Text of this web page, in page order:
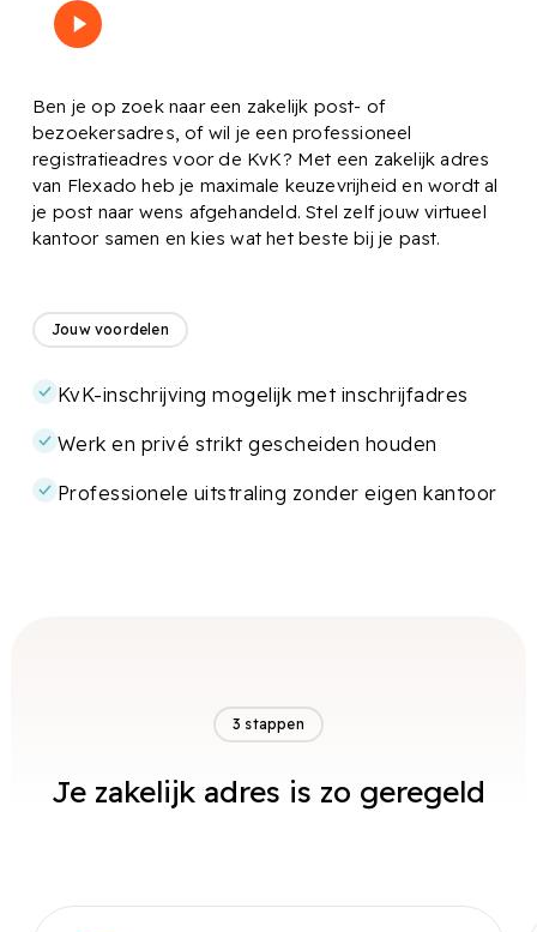
Play
Video
Ben je op zoek naar een zakelijk post- of
bezoekersadres, of wil je een professioneel
registratieadres voor de KvK? Met een zakelijk adres
van Flexado heb je maximale keuzevrijheid en wordt al
je post naar wens afgehandeld. Stel zelf jouw virtueel
kantoor samen en kies wat het beste bij je past.
Jouw voordelen
KvK-inschrijving mogelijk met inschrijfadres
Werk en privé strikt gescheiden houden
Professionele uitstraling zonder eigen kantoor
3 stappen
Je zakelijk adres is zo geregeld